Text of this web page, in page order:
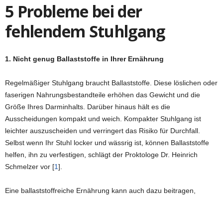
5 Probleme bei der
fehlendem Stuhlgang
1. Nicht genug Ballaststoffe in Ihrer Ernährung
Regelmäßiger Stuhlgang braucht Ballaststoffe. Diese löslichen oder
faserigen Nahrungsbestandteile erhöhen das Gewicht und die
Größe Ihres Darminhalts. Darüber hinaus hält es die
Ausscheidungen kompakt und weich. Kompakter Stuhlgang ist
leichter auszuscheiden und verringert das Risiko für Durchfall.
Selbst wenn Ihr Stuhl locker und wässrig ist, können Ballaststoffe
helfen, ihn zu verfestigen, schlägt der Proktologe Dr. Heinrich
Schmelzer vor [1].
Eine ballaststoffreiche Ernährung kann auch dazu beitragen,